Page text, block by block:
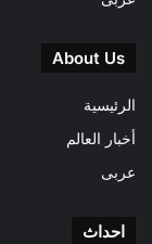
About Us
الرئيسية
أخبار العالم
عربى
احداث